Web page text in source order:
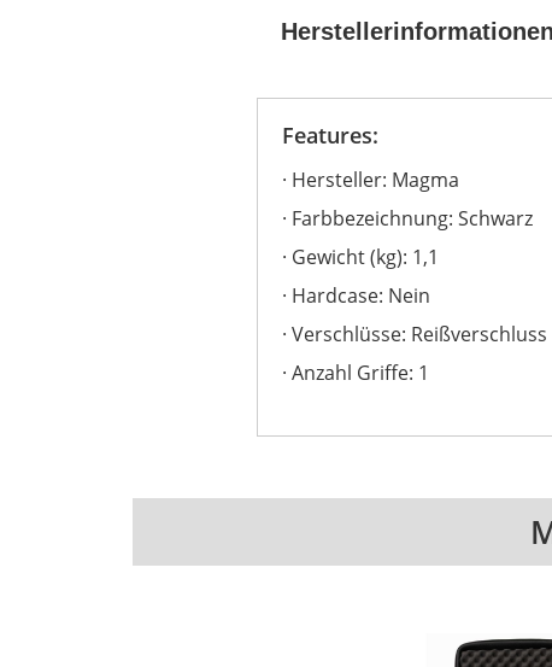
Features:
Hersteller: Magma
Farbbezeichnung: Schwarz
Gewicht (kg): 1,1
Hardcase: Nein
Verschlüsse: Reißverschluss
Anzahl Griffe: 1